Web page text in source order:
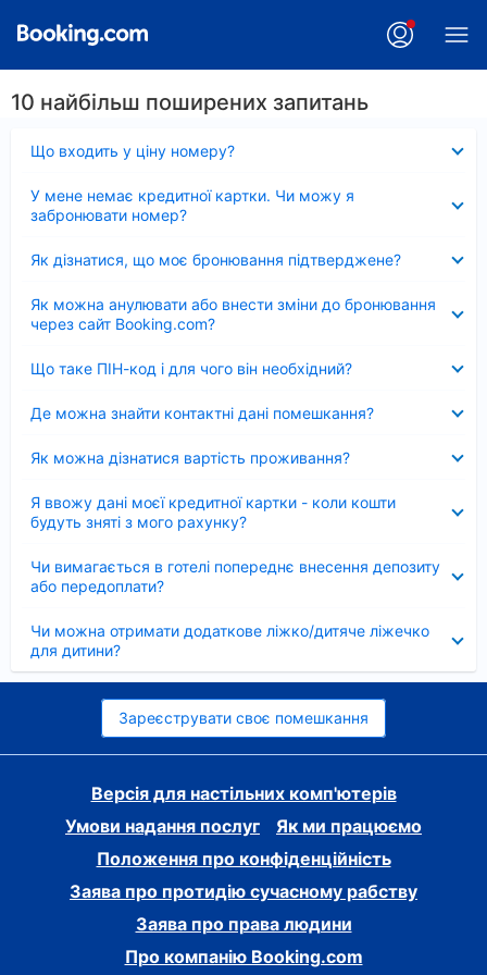
10 найбільш поширених запитань
Що входить у ціну номеру?
У мене немає кредитної картки. Чи можу я
забронювати номер?
Як дізнатися, що моє бронювання підтверджене?
Як можна анулювати або внести зміни до бронювання
через сайт Booking.com?
Що таке ПІН-код і для чого він необхідний?
Де можна знайти контактні дані помешкання?
Як можна дізнатися вартість проживання?
Я ввожу дані моєї кредитної картки - коли кошти
будуть зняті з мого рахунку?
Чи вимагається в готелі попереднє внесення депозиту
або передоплати?
Чи можна отримати додаткове ліжко/дитяче ліжечко
для дитини?
Зареєструвати своє помешкання
Версія для настільних комп'ютерів
Умови надання послуг
Як ми працюємо
Положення про конфіденційність
Заява про протидію сучасному рабству
Заява про права людини
Про компанію Booking.com